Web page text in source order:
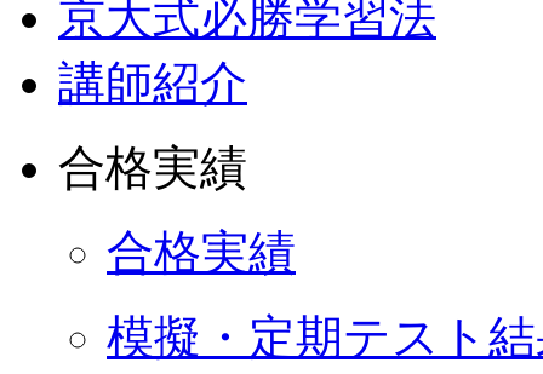
京大式必勝学習法
講師紹介
合格実績
合格実績
模擬・定期テスト